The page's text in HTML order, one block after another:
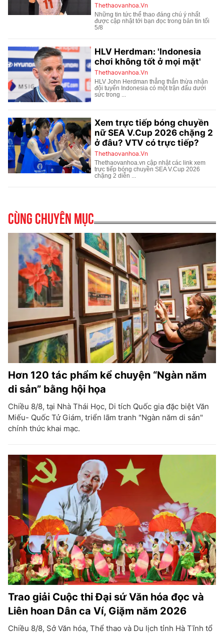
Cùng chuyên mục
Hơn 120 tác phẩm kể chuyện “Ngàn năm
di sản” bằng hội họa
Chiều 8/8, tại Nhà Thái Học, Di tích Quốc gia đặc biệt Văn
Miếu- Quốc Tử Giám, triển lãm tranh "Ngàn năm di sản"
chính thức khai mạc.
Trao giải Cuộc thi Đại sứ Văn hóa đọc và
Liên hoan Dân ca Ví, Giặm năm 2026
Chiều 8/8, Sở Văn hóa, Thể thao và Du lịch tỉnh Hà Tĩnh tổ